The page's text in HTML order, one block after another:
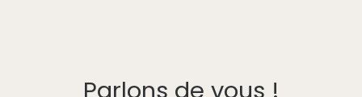
Parlons de vous !